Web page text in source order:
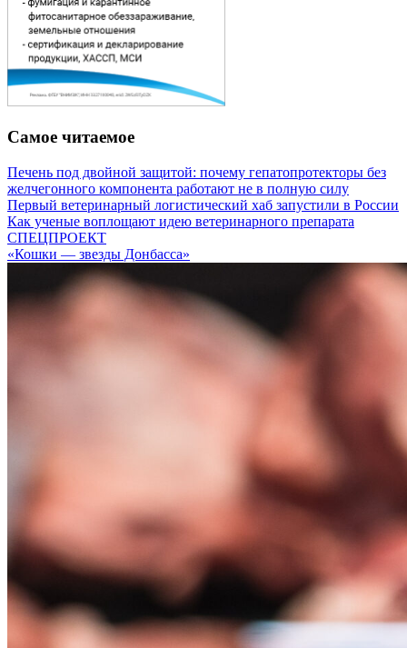
Самое читаемое
Печень под двойной защитой: почему гепатопротекторы без
желчегонного компонента работают не в полную силу
Первый ветеринарный логистический хаб запустили в России
Как ученые воплощают идею ветеринарного препарата
СПЕЦПРОЕКТ
«Кошки — звезды Донбасса»